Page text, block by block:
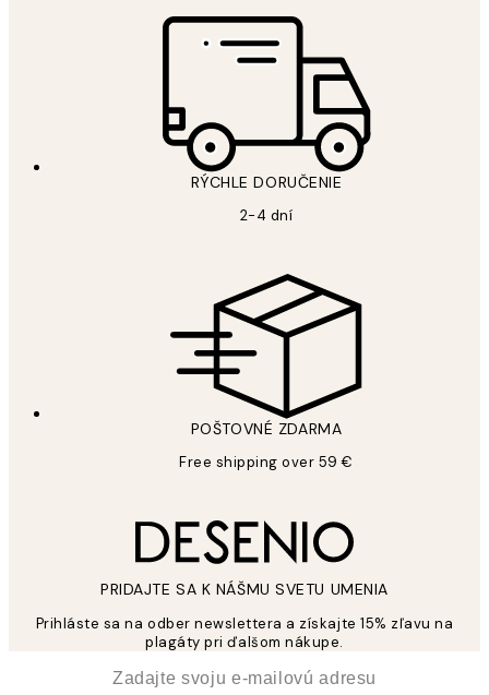
RÝCHLE DORUČENIE
2-4 dní
POŠTOVNÉ ZDARMA
Free shipping over 59 €
PRIDAJTE SA K NÁŠMU SVETU UMENIA
Prihláste sa na odber newslettera a získajte 15% zľavu na
plagáty pri ďalšom nákupe.